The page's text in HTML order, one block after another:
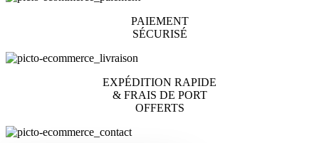
PAIEMENT
SÉCURISÉ
EXPÉDITION RAPIDE
& FRAIS DE PORT
OFFERTS